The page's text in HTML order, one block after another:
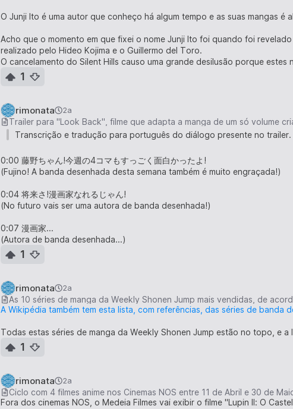
O Junji Ito é uma autor que conheço há algum tempo e as suas mangas é
Acho que o momento em que fixei o nome Junji Ito foi quando foi
realizado pelo Hideo Kojima e o Guillermo del Toro.
O cancelamento do Silent Hills causo uma grande desilusão porque
1
rimonata 2a
Trailer para "Look Back", filme que adapta a manga de um só volume
Transcrição e tradução para português do diálogo presente no trailer.
0:00 藤野ちゃん!今週の4コマもすっごく面白かったよ!
(Fujino! A banda desenhada desta semana também é muito engraçada!)
0:04 将来さ!漫画家なれるじゃん!
(No futuro vais ser uma autora de banda desenhada!)
0:07 漫画家...
(Autora de banda desenhada...)
0:10 京本? 誰それ?
0:12 隣の組にいる不登校の子.
(A aluna na turma do lado que não aparece às aulas.)
0:15 藤野生先!
(Mestre Fujino!)
(Kyomoto...?)
0:19 藤野生先は漫画の天才です!
1
rimonata 2a
As 10 séries de manga da Weekly Shonen Jump mais vendidas, de
A Wikipédia também tem esta lista, com referências, das séries de banda
Todas estas séries de manga da Weekly Shonen Jump estão no topo, e
1
rimonata 2a
Ciclo com 4 filmes anime nos Cinemas NOS entre 11 de Abril e 30 de
Fora dos cinemas NOS, o Medeia Filmes vai exibir o filme "Lupin II: O